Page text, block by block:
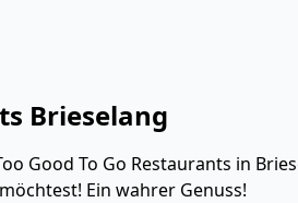
Brieselang
Good To Go Restaurants in
Ein wahrer Genuss!